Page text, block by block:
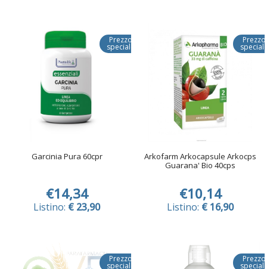
Prezzo
speciale
Garcinia Pura 60cpr
€14,34
Listino: € 23,90
Prezzo
Arkofarm Arkocapsule Arkocps
Guarana' Bio 40cps
€10,14
Listino: € 16,90
Prezzo
speciale
Prezzo